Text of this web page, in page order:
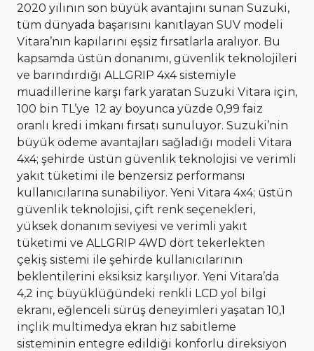
2020 yılının son büyük avantajını sunan Suzuki,
tüm dünyada başarısını kanıtlayan SUV modeli
Vitara’nın kapılarını eşsiz fırsatlarla aralıyor. Bu
kapsamda üstün donanımı, güvenlik teknolojileri
ve barındırdığı ALLGRIP 4x4 sistemiyle
muadillerine karşı fark yaratan Suzuki Vitara için,
100 bin TL’ye 12 ay boyunca yüzde 0,99 faiz
oranlı kredi imkanı fırsatı sunuluyor. Suzuki’nin
büyük ödeme avantajları sağladığı modeli Vitara
4x4; şehirde üstün güvenlik teknolojisi ve verimli
yakıt tüketimi ile benzersiz performansı
kullanıcılarına sunabiliyor. Yeni Vitara 4x4; üstün
güvenlik teknolojisi, çift renk seçenekleri,
yüksek donanım seviyesi ve verimli yakıt
tüketimi ve ALLGRIP 4WD dört tekerlekten
çekiş sistemi ile şehirde kullanıcılarının
beklentilerini eksiksiz karşılıyor. Yeni Vitara’da
4,2 inç büyüklüğündeki renkli LCD yol bilgi
ekranı, eğlenceli sürüş deneyimleri yaşatan 10,1
inçlik multimedya ekran hız sabitleme
sisteminin entegre edildiği konforlu direksiyon